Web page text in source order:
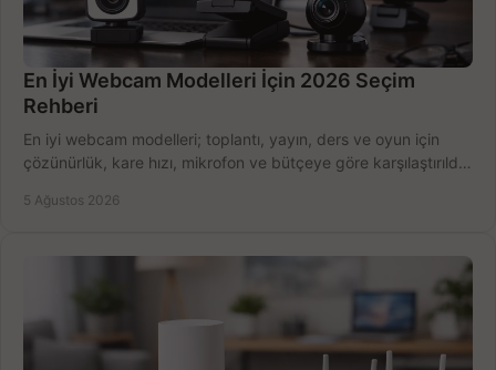
En İyi Webcam Modelleri İçin 2026 Seçim
Rehberi
En iyi webcam modelleri; toplantı, yayın, ders ve oyun için
çözünürlük, kare hızı, mikrofon ve bütçeye göre karşılaştırıldı.
5 Ağustos 2026